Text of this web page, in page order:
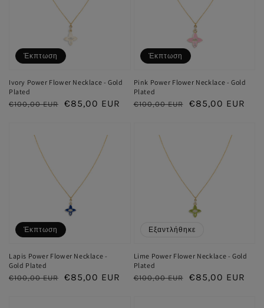
Ivory Power Flower Necklace - Gold
Plated
Κανονική
€100,00 EUR
Τιμή
€85,00 EUR
Έκπτωση
Pink Power Flower Necklace - Gold
Plated
Κανονική
€100,00 EUR
Τιμή
€85,00 EUR
Έκπτωση
Lapis Power Flower Necklace -
Gold Plated
Κανονική
€100,00 EUR
Τιμή
€85,00 EUR
Έκπτωση
Lime Power Flower Necklace - Gold
Plated
Κανονική
€100,00 EUR
Τιμή
€85,00 EUR
Εξαντλήθηκε